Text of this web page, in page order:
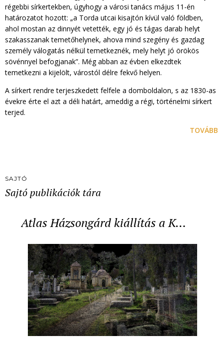
régebbi sírkertekben, úgyhogy a városi tanács május 11-én
határozatot hozott: „a Torda utcai kisajtón kívül való földben,
ahol mostan az dinnyét vetették, egy jó és tágas darab helyt
szakasszanak temetőhelynek, ahova mind szegény és gazdag
személy válogatás nélkül temetkeznék, mely helyt jó örökös
sövénnyel befogjanak”. Még abban az évben elkezdtek
temetkezni a kijelölt, várostól délre fekvő helyen.
A sírkert rendre terjeszkedett felfele a domboldalon, s az 1830-as
évekre érte el azt a déli határt, ameddig a régi, történelmi sírkert
terjed.
TOVÁBB
SAJTÓ
Sajtó publikációk tára
Atlas Házsongárd kiállítás a K…